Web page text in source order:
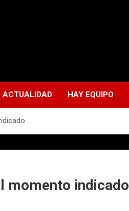
ACTUALIDAD HAY EQUIPO
momento indicado